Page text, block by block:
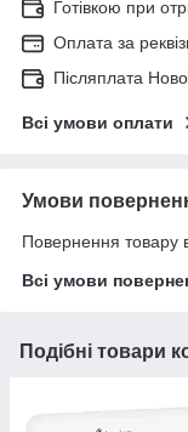
Готівкою при
Оплата за
Післяплата
Всі умови оплати
Умови
Повернення товару
Всі умови
Подібні товари